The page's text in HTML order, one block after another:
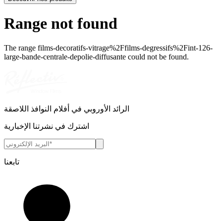
Range not found
The range films-decoratifs-vitrage%2Ffilms-degressifs%2Fint-126-
large-bande-centrale-depolie-diffusante could not be found.
الرائد الأوروبي في أفلام النوافذ اللاصقة
اشترك في نشرتنا الإخبارية
تابعنا